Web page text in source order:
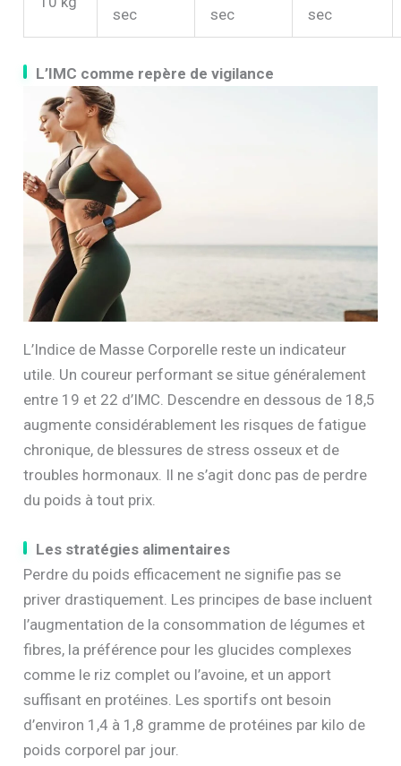
sec
sec
sec
L’IMC comme repère de vigilance
L’Indice de Masse Corporelle reste un indicateur
utile. Un coureur performant se situe généralement
entre 19 et 22 d’IMC. Descendre en dessous de 18,5
augmente considérablement les risques de fatigue
chronique, de blessures de stress osseux et de
troubles hormonaux. Il ne s’agit donc pas de perdre
du poids à tout prix.
Les stratégies alimentaires
Perdre du poids efficacement ne signifie pas se
priver drastiquement. Les principes de base incluent
l’augmentation de la consommation de légumes et
fibres, la préférence pour les glucides complexes
comme le riz complet ou l’avoine, et un apport
suffisant en protéines. Les sportifs ont besoin
d’environ 1,4 à 1,8 gramme de protéines par kilo de
poids corporel par jour.